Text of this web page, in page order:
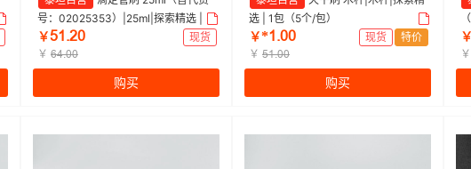
号：02025353）|25ml|探索精选 | 1
包（10个/包)
￥œǝŤſř
现货
￥ ƧȂŤřř
购买
选 | 1包（5个/包）
￥*ǝŤřř 特价
现货
￥ œǝŤřř
购买
1￥
￥